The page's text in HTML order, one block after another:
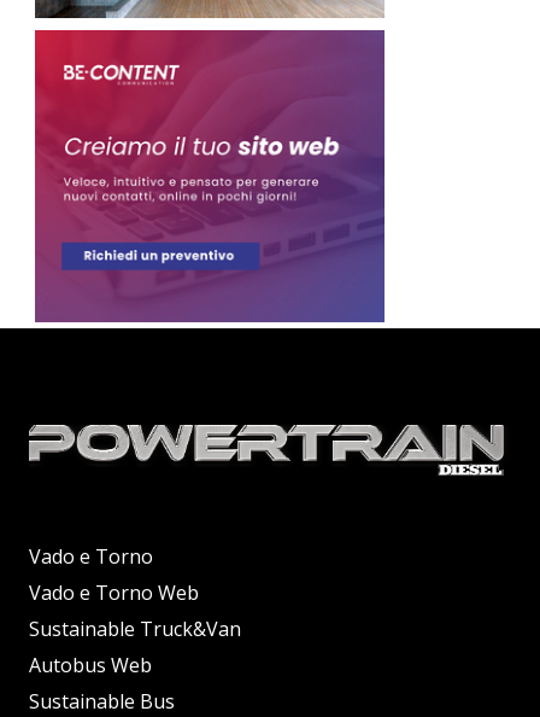
Vado e Torno
Vado e Torno Web
Sustainable Truck&Van
Autobus Web
Sustainable Bus